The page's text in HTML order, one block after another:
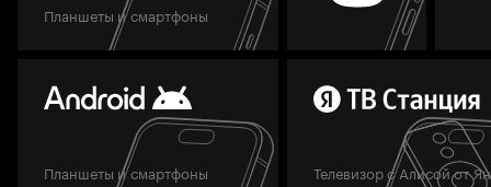
Планшеты и смартфоны
Планшеты и смартфоны Телевизор с Алисой от